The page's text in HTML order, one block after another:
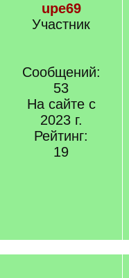
upe69
Участник
Сообщений:
53
На сайте с
2023 г.
Рейтинг:
19